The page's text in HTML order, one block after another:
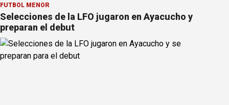
FÚTBOL MENOR
Selecciones de la LFO jugaron en Ayacucho y
preparan el debut